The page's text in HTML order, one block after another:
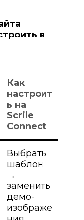
в
Как
настроит
ь на
Scrile
Connect
Выбрать
шаблон
→
заменить
демо-
изображе